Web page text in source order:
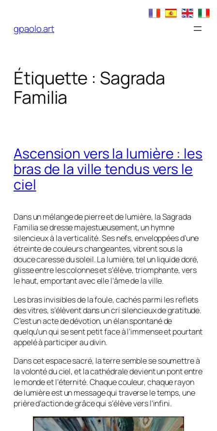
contenu
gpaolo.art
Étiquette : Sagrada
Familia
Ascension vers la lumière : les
bras de la ville tendus vers le
ciel
Dans un mélange de pierre et de lumière, la Sagrada
Familia se dresse majestueusement, un hymne
silencieux à la verticalité. Ses nefs, enveloppées d’une
étreinte de couleurs changeantes, vibrent sous la
douce caresse du soleil. La lumière, tel un liquide doré,
glisse entre les colonnes et s’élève, triomphante, vers
le haut, emportant avec elle l’âme de la ville.
Les bras invisibles de la foule, cachés parmi les reflets
des vitres, s’élèvent dans un cri silencieux de gratitude.
C’est un acte de dévotion, un élan spontané de
quelqu’un qui se sent petit face à l’immense et pourtant
appelé à participer au divin.
Dans cet espace sacré, la terre semble se soumettre à
la volonté du ciel, et la cathédrale devient un pont entre
le monde et l’éternité. Chaque couleur, chaque rayon
de lumière est un message qui traverse le temps, une
prière d’action de grâce qui s’élève vers l’infini.